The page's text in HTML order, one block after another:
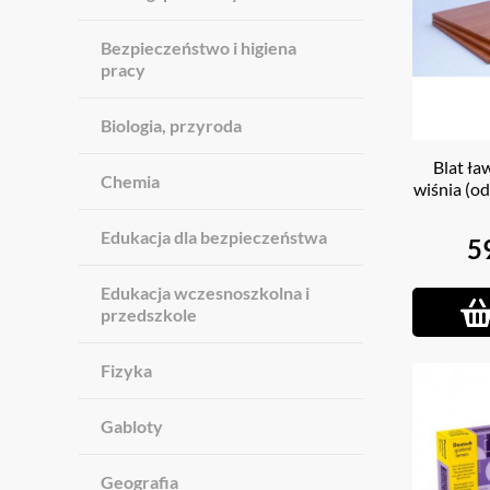
Bezpieczeństwo i higiena
pracy
Biologia, przyroda
Chemia
Edukacja dla bezpieczeństwa
Edukacja wczesnoszkolna i
przedszkole
Fizyka
Gabloty
Geografia
Blat
wiśnia